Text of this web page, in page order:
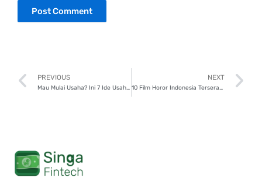
Prev
PREVIOUS
Mau Mulai Usaha? Ini 7 Ide Usaha Simpel yang Cocok untuk Pemula
NEXT
10 Film Horor Indonesia Terseram Sepanjang Masa, Sudah Tonton yang Mana?